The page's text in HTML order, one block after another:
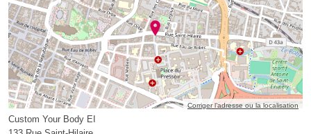
Corriger l’adresse ou la localisation
Custom Your Body EI